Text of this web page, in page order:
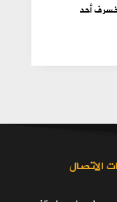
خسرف أحد
الاتصال